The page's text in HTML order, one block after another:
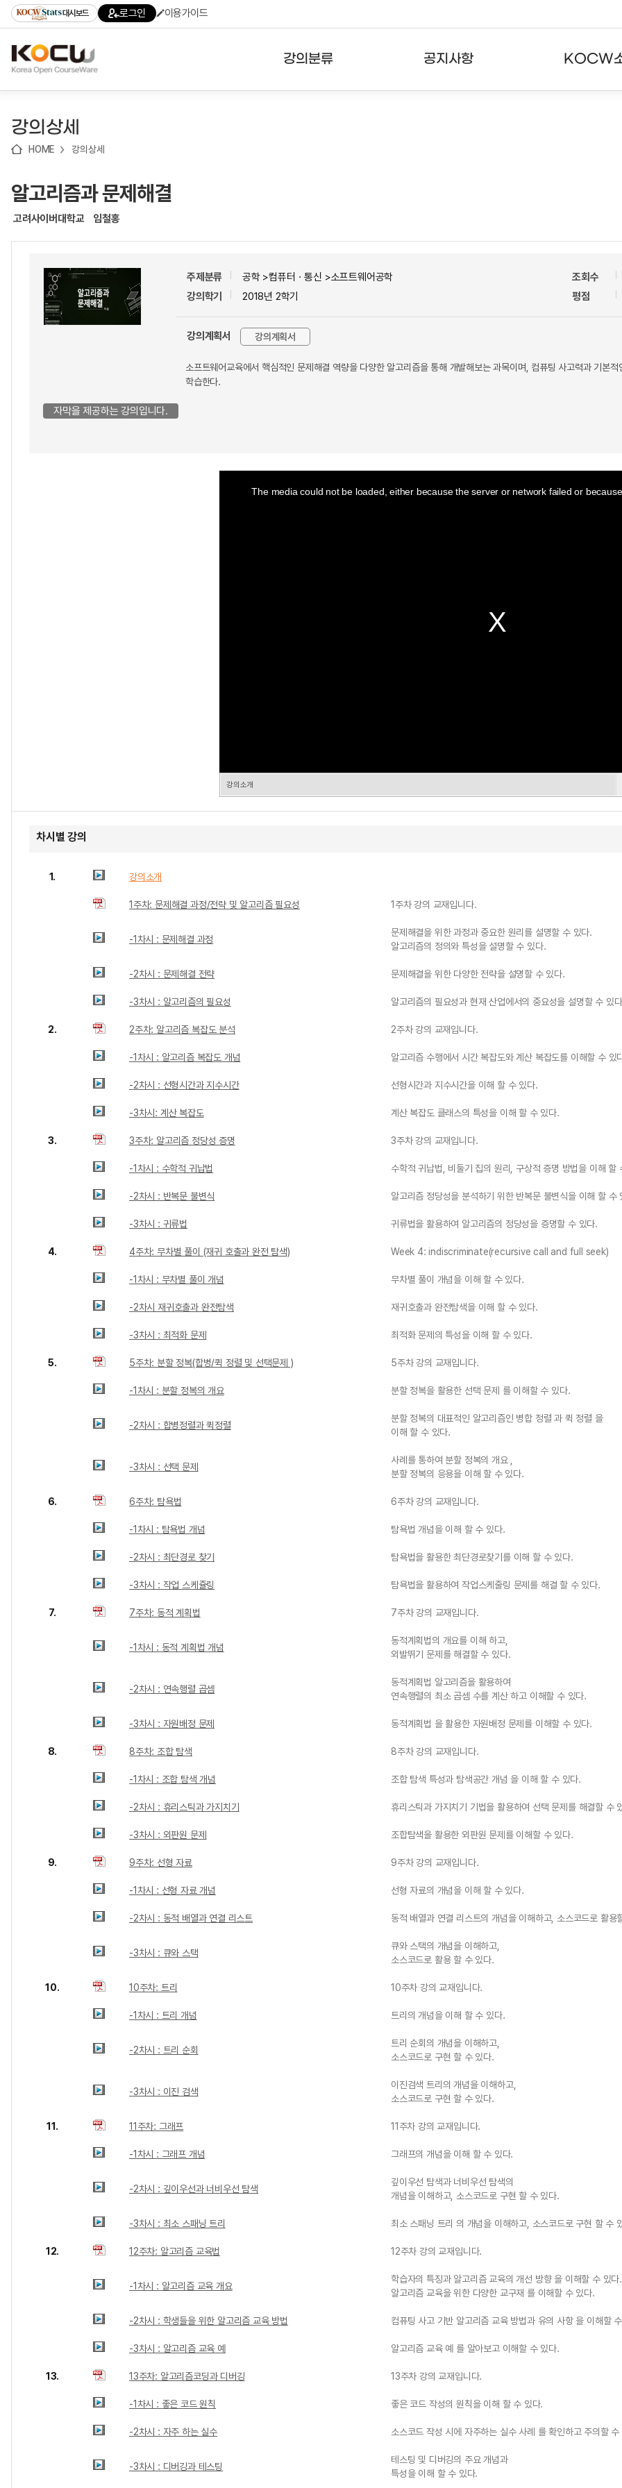
기
기
기
content)
가
대시보드 로그인 이용가이드
강의분류 공지사항 KOCW
강의상세
HOME 강의상세
알고리즘과 문제해결
고려사이버대학교 임철홍
주제분류
공학 >컴퓨터ㆍ통신 >소프트웨어공학
강의학기
2018년 2학기
조회수
평점
강의계획서 강의계획서
소프트웨어교육에서 핵심적인 문제해결 역량을 다양한 알고리즘을 통해 개발해보는 과목이며, 컴퓨팅 사고력과 기본
학습한다.
자막을 제공하는 강의입니다.
The media could not be loaded, either because the server or network failed or
강의소개
차시별 강의
1. 강의소개
1주차: 문제해결 과정/전략 및 알고리즘 필요성 1주차 강의 교재입니다.
-1차시 : 문제해결 과정
문제해결을 위한 과정과 중요한 원리를 설명할 수 있다.
알고리즘의 정의와 특성을 설명할 수 있다.
-2차시 : 문제해결 전략 문제해결을 위한 다양한 전략을 설명할 수 있다.
-3차시 : 알고리즘의 필요성 알고리즘의 필요성과 현재 산업에서의 중요성을 설명할 수 있
2. 2주차: 알고리즘 복잡도 분석 2주차 강의 교재입니다.
-1차시 : 알고리즘 복잡도 개념 알고리즘 수행에서 시간 복잡도와 계산 복잡도를 이해할 수 있
-2차시 : 선형시간과 지수시간 선형시간과 지수시간을 이해 할 수 있다.
-3차시: 계산 복잡도 계산 복잡도 클래스의 특성을 이해 할 수 있다.
3. 3주차: 알고리즘 정당성 증명 3주차 강의 교재입니다.
-1차시 : 수학적 귀납법 수학적 귀납법, 비둘기 집의 원리, 구상적 증명 방법을 이해 할
-2차시 : 반복문 불변식 알고리즘 정당성을 분석하기 위한 반복문 불변식을 이해 할 수
-3차시 : 귀류법 귀류법을 활용하여 알고리즘의 정당성을 증명할 수 있다.
4. 4주차: 무차별 풀이 (재귀 호출과 완전 탐색) Week 4: indiscriminate(recursive call and full seek)
-1차시 : 무차별 풀이 개념 무차별 풀이 개념을 이해 할 수 있다.
-2차시 재귀호출과 완전탐색 재귀호출과 완전탐색을 이해 할 수 있다.
-3차시 : 최적화 문제 최적화 문제의 특성을 이해 할 수 있다.
5. 5주차: 분할 정복(합병/퀵 정렬 및 선택문제 ) 5주차 강의 교재입니다.
-1차시 : 분할 정복의 개요 분할 정복을 활용한 선택 문제 를 이해할 수 있다.
-2차시 : 합병정렬과 퀵정렬
분할 정복의 대표적인 알고리즘인 병합 정렬 과 퀵 정렬 을
이해 할 수 있다.
-3차시 : 선택 문제
사례를 통하여 분할 정복의 개요 ,
분할 정복의 응용을 이해 할 수 있다.
6. 6주차: 탐욕법 6주차 강의 교재입니다.
-1차시 : 탐욕법 개념 탐욕법 개념을 이해 할 수 있다.
-2차시 : 최단경로 찾기 탐욕법을 활용한 최단경로찾기를 이해 할 수 있다.
-3차시 : 작업 스케쥴링 탐욕법을 활용하여 작업스케줄링 문제를 해결 할 수 있다.
7. 7주차: 동적 계획법 7주차 강의 교재입니다.
-1차시 : 동적 계획법 개념
동적계획법의 개요를 이해 하고,
외발뛰기 문제를 해결할 수 있다.
-2차시 : 연속행렬 곱셈
동적계획법 알고리즘을 활용하여
연속행렬의 최소 곱셈 수를 계산 하고 이해할 수 있다.
-3차시 : 자원배정 문제 동적계획법 을 활용한 자원배정 문제를 이해할 수 있다.
8. 8주차: 조합 탐색 8주차 강의 교재입니다.
-1차시 : 조합 탐색 개념 조합 탐색 특성과 탐색공간 개념 을 이해 할 수 있다.
-2차시 : 휴리스틱과 가지치기 휴리스틱과 가지치기 기법을 활용하여 선택 문제를 해결할 수
-3차시 : 외판원 문제 조합탐색을 활용한 외판원 문제를 이해할 수 있다.
9. 9주차: 선형 자료 9주차 강의 교재입니다.
-1차시 : 선형 자료 개념 선형 자료의 개념을 이해 할 수 있다.
-2차시 : 동적 배열과 연결 리스트 동적 배열과 연결 리스트의 개념을 이해하고, 소스코드로 활용
-3차시 : 큐와 스택
큐와 스택의 개념을 이해하고,
소스코드로 활용 할 수 있다.
10. 10주차: 트리 10주차 강의 교재입니다.
-1차시 : 트리 개념 트리의 개념을 이해 할 수 있다.
-2차시 : 트리 순회
트리 순회의 개념을 이해하고,
소스코드로 구현 할 수 있다.
-3차시 : 이진 검색
이진검색 트리의 개념을 이해하고,
소스코드로 구현 할 수 있다.
11. 11주차: 그래프 11주차 강의 교재입니다.
-1차시 : 그래프 개념 그래프의 개념을 이해 할 수 있다.
-2차시 : 깊이우선과 너비우선 탐색
깊이우선 탐색과 너비우선 탐색의
개념을 이해하고, 소스코드로 구현 할 수 있다.
-3차시 : 최소 스패닝 트리 최소 스패닝 트리 의 개념을 이해하고, 소스코드로 구현 할 수
12. 12주차: 알고리즘 교육법 12주차 강의 교재입니다.
-1차시 : 알고리즘 교육 개요
학습자의 특징과 알고리즘 교육의 개선 방향 을 이해할 수 있다.
알고리즘 교육을 위한 다양한 교구재 를 이해할 수 있다.
-2차시 : 학생들을 위한 알고리즘 교육 방법 컴퓨팅 사고 기반 알고리즘 교육 방법과 유의 사항 을 이해할
-3차시 : 알고리즘 교육 예 알고리즘 교육 예 를 알아보고 이해할 수 있다.
13. 13주차: 알고리즘코딩과 디버깅 13주차 강의 교재입니다.
-1차시 : 좋은 코드 원칙 좋은 코드 작성의 원칙을 이해 할 수 있다.
-2차시 : 자주 하는 실수 소스코드 작성 시에 자주하는 실수 사례 를 확인하고 주의할 수
-3차시 : 디버깅과 테스팅
테스팅 및 디버깅의 주요 개념과
특성을 이해 할 수 있다.